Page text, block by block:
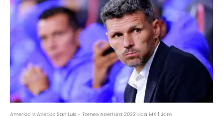
America v Atletico San Luis - Torneo Apertura 2022 Liga MX | Jam